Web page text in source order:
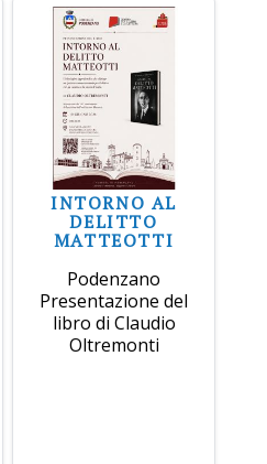
INTORNO AL
DELITTO
MATTEOTTI
Podenzano
Presentazione del
libro di Claudio
Oltremonti